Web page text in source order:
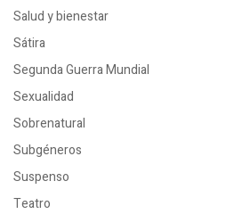
Salud y bienestar
Sátira
Segunda Guerra Mundial
Sexualidad
Sobrenatural
Subgéneros
Suspenso
Teatro